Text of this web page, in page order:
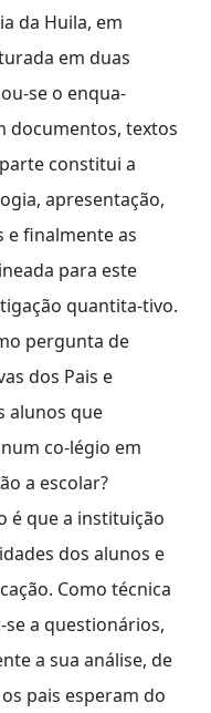
da Huila, em
em duas
se o enqua-
documentos, textos
constitui a
apresentação,
e finalmente as
para este
quantita-tivo.
pergunta de
dos Pais e
alunos que
co-légio em
a escolar?
é que a instituição
dos alunos e
Como técnica
a questionários,
a sua análise, de
pais esperam do